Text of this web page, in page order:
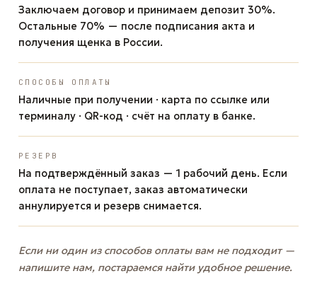
Заключаем договор и принимаем депозит 30%.
Остальные 70% — после подписания акта и
получения щенка в России.
СПОСОБЫ ОПЛАТЫ
Наличные при получении · карта по ссылке или
терминалу · QR-код · счёт на оплату в банке.
РЕЗЕРВ
На подтверждённый заказ — 1 рабочий день. Если
оплата не поступает, заказ автоматически
аннулируется и резерв снимается.
Если ни один из способов оплаты вам не подходит —
напишите нам, постараемся найти удобное решение.